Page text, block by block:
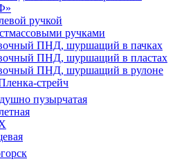
ручкой
ручками
ПНД, шуршащий в пачках
ПНД, шуршащий в пластах
ПНД, шуршащий в рулоне
стрейч
пузырчатая